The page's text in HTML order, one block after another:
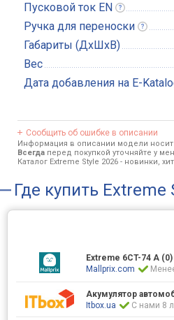
Пусковой ток EN
Ручка для переноски
Габариты (ДхШхВ)
Вес
Дата добавления на E-
Сообщить об ошибке в описании
Информация в описании модели носит
Всегда перед покупкой уточняйте у
Каталог Extreme Style 2026 - новинки,
Где купить Extreme
Extreme 6CT-74 A (0)
Mallprix.com
Акумулятор
Itbox.ua
С нами 8